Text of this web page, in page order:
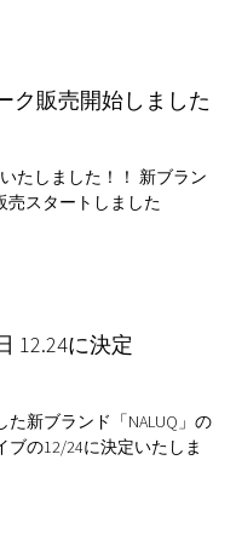
ク販売開始しました
たしました！！ 新ブラン
売スタートしました
12.24に決定
新ブランド「NALUQ」の
の12/24に決定いたしま